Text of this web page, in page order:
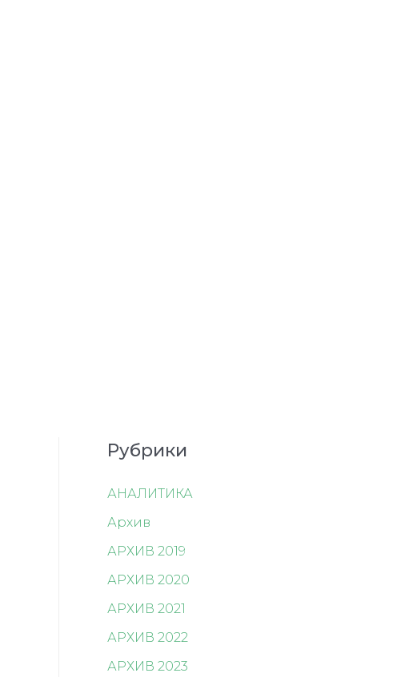
Рубрики
АНАЛИТИКА
Архив
АРХИВ 2019
АРХИВ 2020
АРХИВ 2021
АРХИВ 2022
АРХИВ 2023